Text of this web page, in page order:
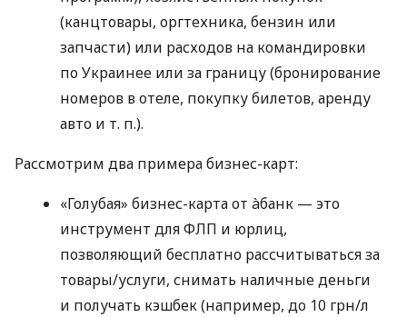
(канцтовары, оргтехника, бензин или
запчасти) или расходов на командировки
по Украинее или за границу (бронирование
номеров в отеле, покупку билетов, аренду
авто и т. п.).
Рассмотрим два примера бизнес-карт:
«Голубая» бизнес-карта от àбанк — это
инструмент для ФЛП и юрлиц,
позволяющий бесплатно рассчитываться за
товары/услуги, снимать наличные деньги
и получать кэшбек (например, до 10 грн/л